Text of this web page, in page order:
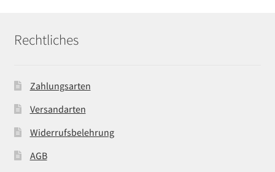
Rechtliches
Zahlungsarten
Versandarten
Widerrufsbelehrung
AGB